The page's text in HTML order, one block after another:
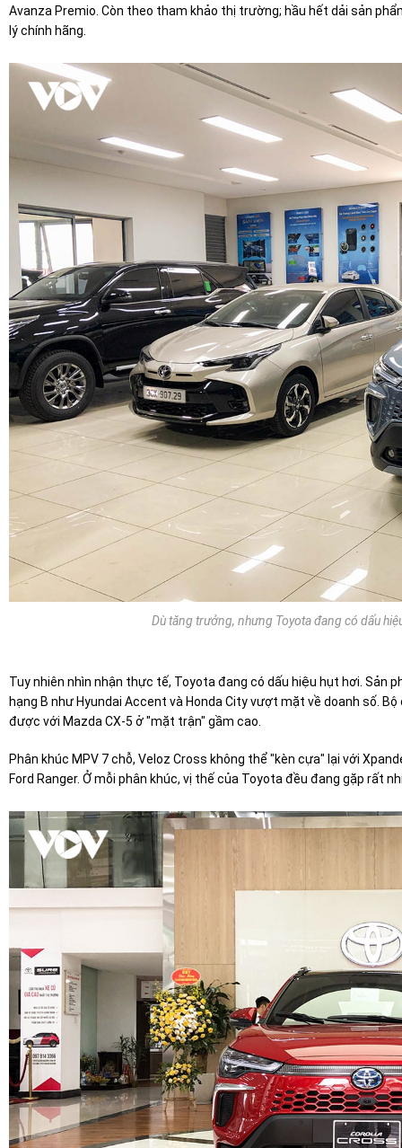
Avanza Premio. Còn theo tham khảo thị trường; hầu hết dải sản
lý chính hãng.
Dù tăng trưởng, nhưng Toyota đang có dấu
Tuy nhiên nhìn nhận thực tế, Toyota đang có dấu hiệu hụt hơi. Sản
hạng B như Hyundai Accent và Honda City vượt mặt về doanh số.
được với Mazda CX-5 ở "mặt trận" gầm cao.
Phân khúc MPV 7 chỗ, Veloz Cross không thể "kèn cựa" lại với
Ford Ranger. Ở mỗi phân khúc, vị thế của Toyota đều đang gặp rất